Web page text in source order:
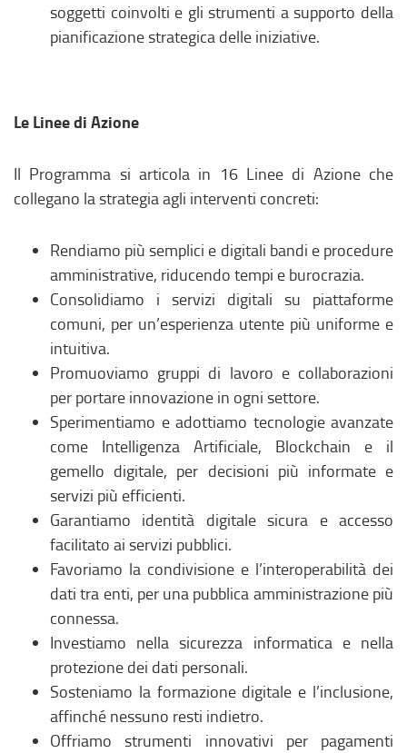
soggetti coinvolti e gli strumenti a supporto della
pianificazione strategica delle iniziative.
Le Linee di Azione
Il Programma si articola in 16 Linee di Azione che
collegano la strategia agli interventi concreti:
Rendiamo più semplici e digitali bandi e procedure
amministrative, riducendo tempi e burocrazia.
Consolidiamo i servizi digitali su piattaforme
comuni, per un’esperienza utente più uniforme e
intuitiva.
Promuoviamo gruppi di lavoro e collaborazioni
per portare innovazione in ogni settore.
Sperimentiamo e adottiamo tecnologie avanzate
come Intelligenza Artificiale, Blockchain e il
gemello digitale, per decisioni più informate e
servizi più efficienti.
Garantiamo identità digitale sicura e accesso
facilitato ai servizi pubblici.
Favoriamo la condivisione e l’interoperabilità dei
dati tra enti, per una pubblica amministrazione più
connessa.
Investiamo nella sicurezza informatica e nella
protezione dei dati personali.
Sosteniamo la formazione digitale e l’inclusione,
affinché nessuno resti indietro.
Offriamo strumenti innovativi per pagamenti